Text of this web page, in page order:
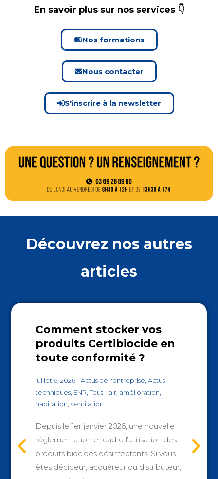
En savoir plus sur nos services 👇
Nos formations
Nous contacter
S'inscrire à la newsletter
Découvrez nos autres
articles
Comment stocker vos
produits Certibiocide en
toute conformité ?
juillet 6, 2026- Actus de l'entreprise Actus
techniques ENR ,Tous- air amélioration
habitation ventilation
Depuis le 1er janvier 2026, une nouvelle
réglementation encadre l’utilisation des
produits biocides désinfectants. Si vous
êtes décideur, acquéreur ou distributeur,